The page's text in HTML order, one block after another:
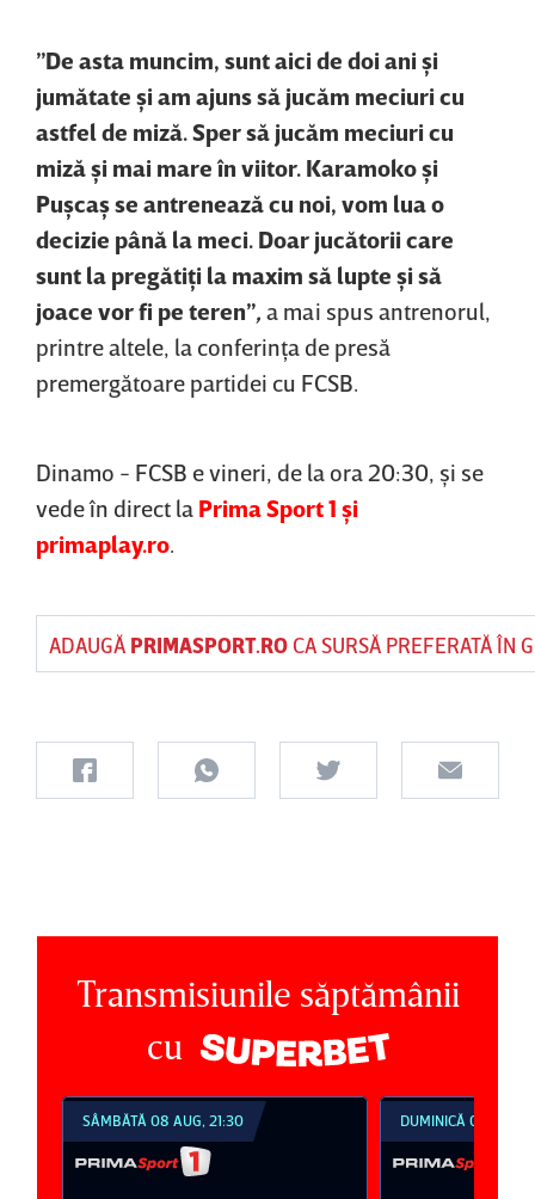
”De asta muncim, sunt aici de doi ani şi
jumătate şi am ajuns să jucăm meciuri cu
astfel de miză. Sper să jucăm meciuri cu
miză şi mai mare în viitor. Karamoko şi
Puşcaş se antrenează cu noi, vom lua o
decizie până la meci. Doar jucătorii care
sunt la pregătiţi la maxim să lupte şi să
joace vor fi pe teren”, a mai spus antrenorul,
printre altele, la conferinţa de presă
premergătoare partidei cu FCSB.
Dinamo - FCSB e vineri, de la ora 20:30, şi se
vede în direct la Prima Sport 1 şi
primaplay.ro
ADAUGĂ PRIMASPORT.ROCA SURSĂ PREFERATĂ ÎN
Transmisiunile săptămânii
cu
SÂMBĂTĂ 08 AUG, 21:30 DUMINICĂ 09 AUG,